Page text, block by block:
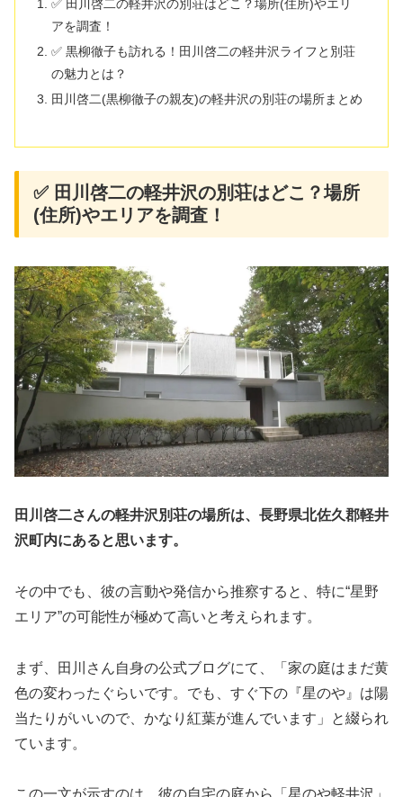
✅ 田川啓二の軽井沢の別荘はどこ？場所(住所)やエリ
アを調査！
✅ 黒柳徹子も訪れる！田川啓二の軽井沢ライフと別荘
の魅力とは？
田川啓二(黒柳徹子の親友)の軽井沢の別荘の場所まとめ
✅ 田川啓二の軽井沢の別荘はどこ？場所
(住所)やエリアを調査！
田川啓二さんの軽井沢別荘の場所は、長野県北佐久郡軽井
沢町内にあると思います。
その中でも、彼の言動や発信から推察すると、特に“星野
エリア”の可能性が極めて高いと考えられます。
まず、田川さん自身の公式ブログにて、「家の庭はまだ黄
色の変わったぐらいです。でも、すぐ下の『星のや』は陽
当たりがいいので、かなり紅葉が進んでいます」と綴られ
ています。